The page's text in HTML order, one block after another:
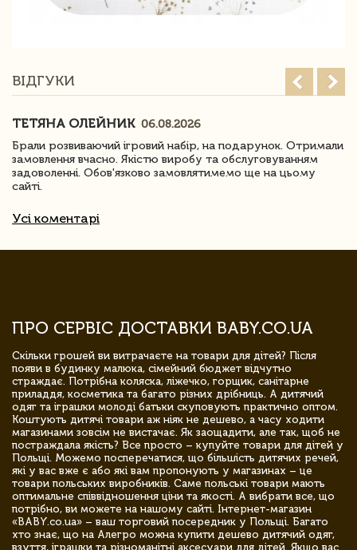
ВІДГУКИ
ТЕТЯНА ОЛЕЙНИК 06.08.2026
Брали розвиваючий ігровий набір, на подарунок. Отримали
замовлення вчасно. Якістю виробу та обслуговуванням
задоволенні. Обов'язково замовлятимемо ще на цьому
сайті.
Усі коментарі
ПРО СЕРВІС ДОСТАВКИ BABY.CO.UA
Скільки грошей ви витрачаєте на товари для дітей? Після
появи в будинку малюка, сімейний бюджет відчутно
страждає. Потрібна коляска, ліжечко, горщик, санітарне
приладдя, косметика та багато різних дрібниць. А дитячий
одяг та іграшки молоді батьки скуповують практично оптом.
Коштують дитячі товари аж ніяк не дешево, а часу ходити
магазинами зовсім не вистачає. Як заощадити, але так, щоб не
постраждала якість? Все просто – купуйте товари для дітей у
Польщі. Можемо посперечатися, що більшість дитячих речей,
які у вас вже є або які вам пропонують у магазинах – це
товари польських виробників. Саме польські товари мають
оптимальне співвідношення ціни та якості. А вибрати все, що
потрібно, ви можете на нашому сайті. Інтернет-магазин
«BABY.co.ua» – ваш торговий посередник у Польщі. Багато
хто знає, що на Алегро можна купити дешево дитячий одяг,
взуття, іграшки та різноманітні аксесуари для дітей. Якщо вас